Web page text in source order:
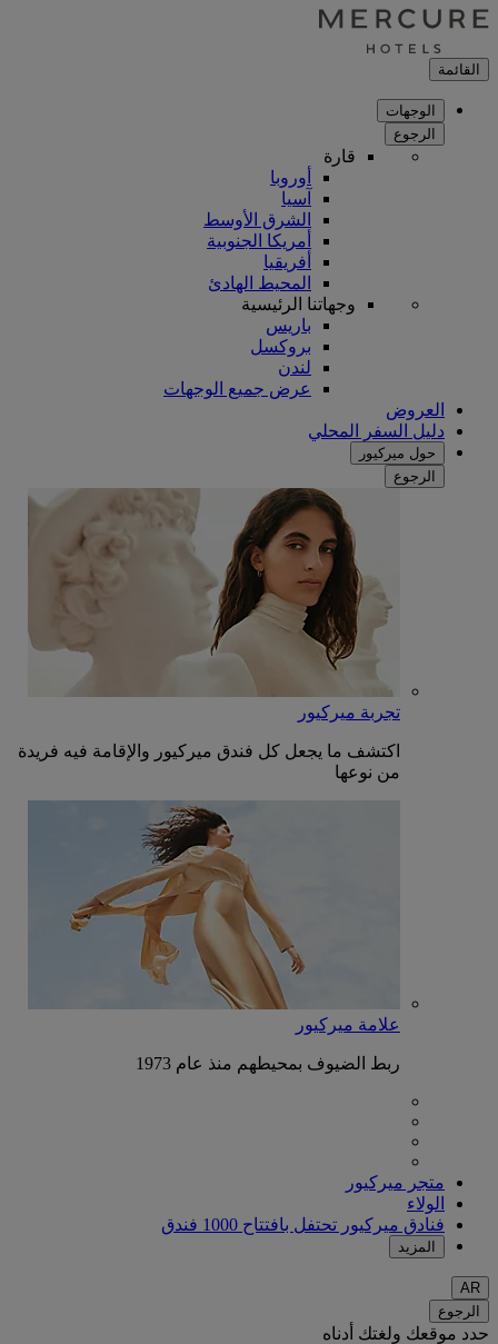
القائمة
الوجهات
الرجوع
قارة
أوروبا
آسيا
الشرق الأوسط
أمريكا الجنوبية
أفريقيا
المحيط الهادئ
وجهاتنا الرئيسية
باريس
بروكسل
لندن
عرض جميع الوجهات
العروض
دليل السفر المحلي
حول ميركيور
الرجوع
تجربة ميركيور
اكتشف ما يجعل كل فندق ميركيور والإقامة فيه فريدة
من نوعها
علامة ميركيور
ربط الضيوف بمحيطهم منذ عام 1973
متجر ميركيور
الولاء
فنادق ميركيور تحتفل بافتتاح 1000 فندق
المزيد
AR
الرجوع
حدد موقعك ولغتك أدناه